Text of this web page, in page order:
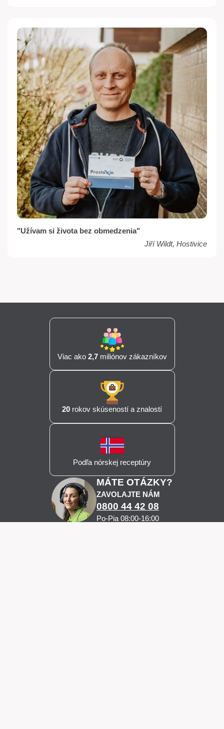
"Užívam si života bez obmedzenia"
Jiří Wildt, Hostivice
Viac ako 2,7miliónov zákazníkov
20 rokov skúseností a znalostí
Podľa nórskej receptúry
MÁTE OTÁZKY?
ZAVOLAJTE NÁM
0800 44 42 08
Po-Pia 08:00-16:00